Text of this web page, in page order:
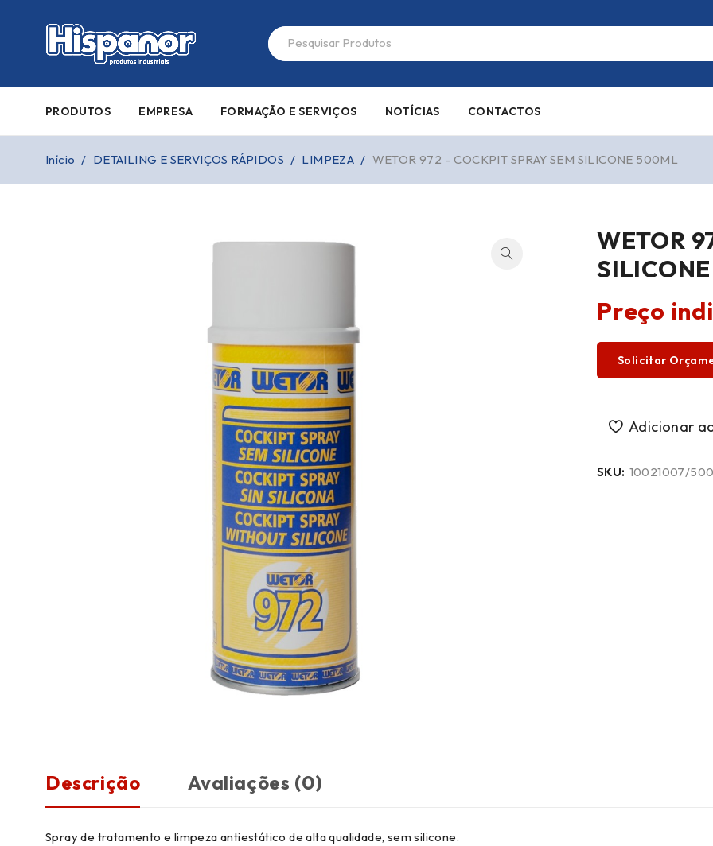
PRODUTOS EMPRESA FORMAÇÃO E SERVIÇOS NOTÍCIAS CONTACTOS
Início / DETAILING E SERVIÇOS RÁPIDOS / LIMPEZA / WETOR 972 – COCKPIT SPRAY SEM SILICONE 500ML
WETOR
Preço
Solicitar
SKU: 10021007/
Descrição Avaliações (0)
Spray de tratamento e limpeza antiestático de alta qualidade, sem silicone.